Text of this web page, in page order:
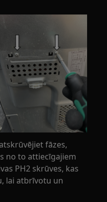
fāzes,
no to attiecīgajiem
PH2 skrūves, kas
lai atbrīvotu un